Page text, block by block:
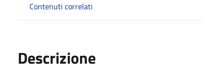
Contenuti correlati
Descrizione